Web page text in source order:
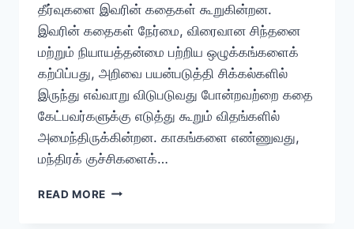
தீர்வுகளை இவரின் கதைகள் கூறுகின்றன.
இவரின் கதைகள் நேர்மை, விரைவான சிந்தனை
மற்றும் நியாயத்தன்மை பற்றிய ஒழுக்கங்களைக்
கற்பிப்பது, அறிவை பயன்படுத்தி சிக்கல்களில்
இருந்து எவ்வாறு விடுபடுவது போன்றவற்றை கதை
கேட்பவர்களுக்கு எடுத்து கூறும் விதங்களில்
அமைந்திருக்கின்றன. காகங்களை எண்ணுவது,
மந்திரக் குச்சிகளைக்…
READ MORE அக்பர்